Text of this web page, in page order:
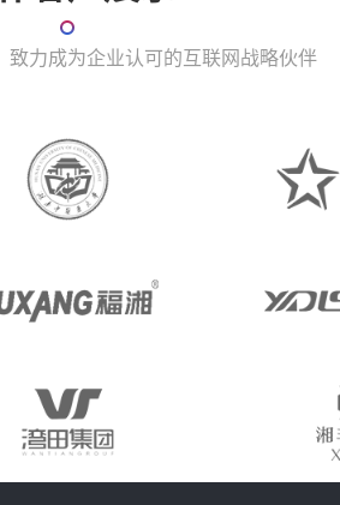
致力成为企业认可的互联网战略伙伴